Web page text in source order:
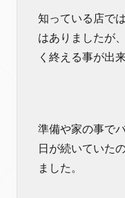
知っている店で
はありましたが
く終える事が出
準備や家の事で
日が続いていた
ました。